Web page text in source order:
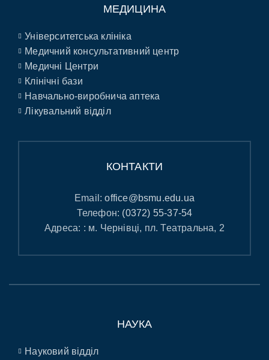
МЕДИЦИНА
Університетська клініка
Медичний консультативний центр
Медичні Центри
Клінічні бази
Навчально-виробнича аптека
Лікувальний відділ
КОНТАКТИ
Email:office@bsmu.edu.ua
Телефон: (0372) 55-37-54
Адреса: : м. Чернівці, пл. Театральна, 2
НАУКА
Науковий відділ